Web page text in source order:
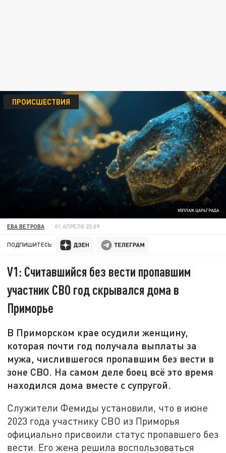
КОЛЛАЖ ЦАРЬГРАДА
ПРОИСШЕСТВИЯ
ЕВА ВЕТРОВА 01 АПРЕЛЯ 23:09
ПОДПИШИТЕСЬ:
V1: Считавшийся без вести пропавшим
участник СВО год скрывался дома в
Приморье
В Приморском крае осудили женщину,
которая почти год получала выплаты за
мужа, числившегося пропавшим без вести в
зоне СВО. На самом деле боец всё это время
находился дома вместе с супругой.
Служители Фемиды установили, что в июне
2023 года участнику СВО из Приморья
официально присвоили статус пропавшего без
вести. Его жена решила воспользоваться